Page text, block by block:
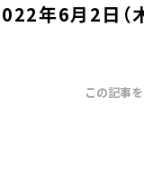
年6月2日（
この記事